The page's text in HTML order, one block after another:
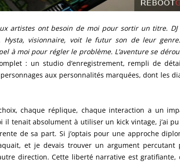
artistes ont besoin de moi pour sortir un titre. DJ
visionnaire, voit le futur son de leur
à moi pour régler le problème. L’aventure se
: un studio d’enregistrement, rempli de
aux personnalités marquées, dont les
chaque réplique, chaque interaction a un
il tenait absolument à utiliser un kick vintage, j’ai
de sa part. Si j’optais pour une approche
et je devais trouver un argument percutant
direction. Cette liberté narrative est gratifiante,